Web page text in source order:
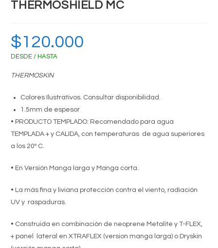
THERMOSHIELD MC
$120.000
DESDE / HASTA
THERMOSKIN
Colores Ilustrativos. Consultar disponibilidad.
1.5mm de espesor
• PRODUCTO TEMPLADO: Recomendado para agua
TEMPLADA + y CALIDA, con temperaturas de agua superiores
a los 20º C.
• En Versión Manga larga y Manga corta.
• La más fina y liviana protección contra el viento, radiación
UV y raspaduras.
• Construida en combinación de neoprene Metalite y T-FLEX,
+ panel lateral en XTRAFLEX (version manga larga) o Dryskin